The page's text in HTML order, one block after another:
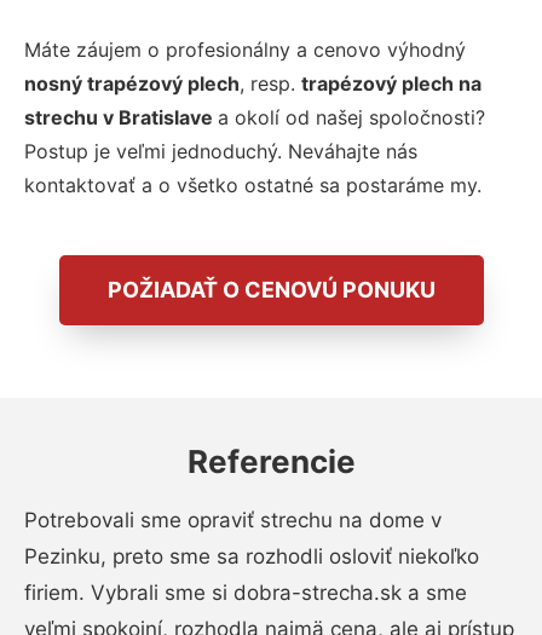
Máte záujem o profesionálny a cenovo výhodný
nosný trapézový plech, resp. trapézový plech na
strechu v Bratislave a okolí od našej spoločnosti?
Postup je veľmi jednoduchý. Neváhajte nás
kontaktovať a o všetko ostatné sa postaráme my.
POŽIADAŤ O CENOVÚ PONUKU
Referencie
Potrebovali sme opraviť strechu na dome v
Pezinku, preto sme sa rozhodli osloviť niekoľko
firiem. Vybrali sme si dobra-strecha.sk a sme
veľmi spokojní, rozhodla najmä cena, ale aj prístup